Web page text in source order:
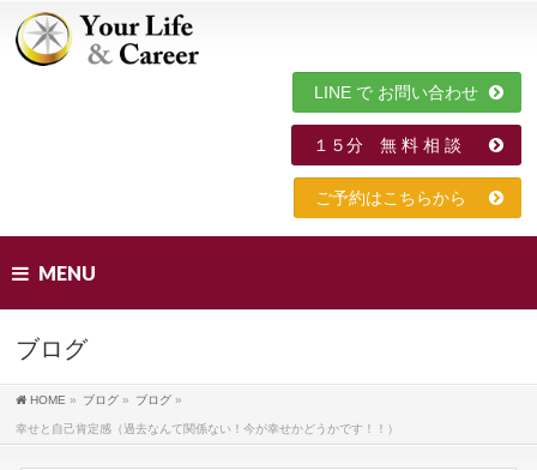
LINE で お問い合わせ
１５分 無 料 相 談
ご予約はこちらから
MENU
ブログ
HOME » ブログ » ブログ »
幸せと自己肯定感（過去なんて関係ない！今が幸せかどうかです！！）